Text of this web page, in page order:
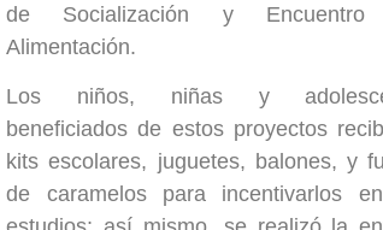
de Socialización y Encuentro
Alimentación.
Los niños, niñas y
beneficiados de estos proyectos
kits escolares, juguetes, balones, y
de caramelos para incentivarlos